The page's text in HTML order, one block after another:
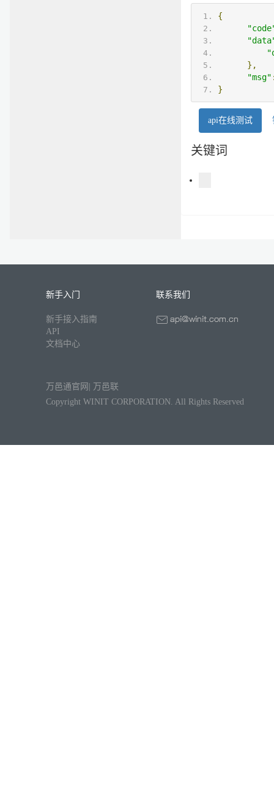
{
},
"msg"
}
api在线测试
关键词
新手入门
新手接入指南
API
文档中心
联系我们
万邑通官网
万邑联
Copyright WINIT CORPORATION. All Rights Reserved